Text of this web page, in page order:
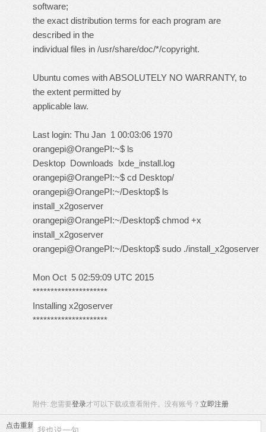
software;
the exact distribution terms for each program are
described in the
individual files in /usr/share/doc/*/copyright.
Ubuntu comes with ABSOLUTELY NO WARRANTY, to
the extent permitted by
applicable law.
Last login: Thu Jan 1 00:03:06 1970
orangepi@OrangePI:~$ ls
Desktop Downloads lxde_install.log
orangepi@OrangePI:~$ cd Desktop/
orangepi@OrangePI:~/Desktop$ ls
install_x2goserver
orangepi@OrangePI:~/Desktop$ chmod +x
install_x2goserver
orangepi@OrangePI:~/Desktop$ sudo ./install_x2goserver
Mon Oct 5 02:59:09 UTC 2015
*********************
Installing x2goserver
*********************
附件: 您需要登录才可以下载或查看附件。没有账号？ 立即注册
点击重新加载